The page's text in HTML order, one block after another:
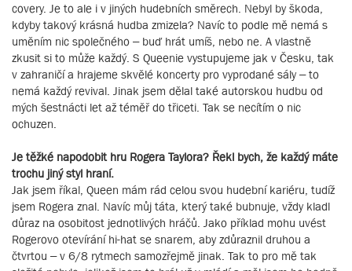
covery. Je to ale i v jiných hudebních směrech. Nebyl by škoda,
kdyby takový krásná hudba zmizela? Navíc to podle mě nemá s
uměním nic společného – buď hrát umíš, nebo ne. A vlastně
zkusit si to může každý. S Queenie vystupujeme jak v Česku, tak
v zahraničí a hrajeme skvělé koncerty pro vyprodané sály – to
nemá každý revival. Jinak jsem dělal také autorskou hudbu od
mých šestnácti let až téměř do třiceti. Tak se necítím o nic
ochuzen.
Je těžké napodobit hru Rogera Taylora? Řekl bych, že každý máte
trochu jiný styl hraní.
Jak jsem říkal, Queen mám rád celou svou hudební kariéru, tudíž
jsem Rogera znal. Navíc můj táta, který také bubnuje, vždy kladl
důraz na osobitost jednotlivých hráčů. Jako příklad mohu uvést
Rogerovo otevírání hi-hat se snarem, aby zdůraznil druhou a
čtvrtou – v 6/8 rytmech samozřejmě jinak. Tak to pro mě tak